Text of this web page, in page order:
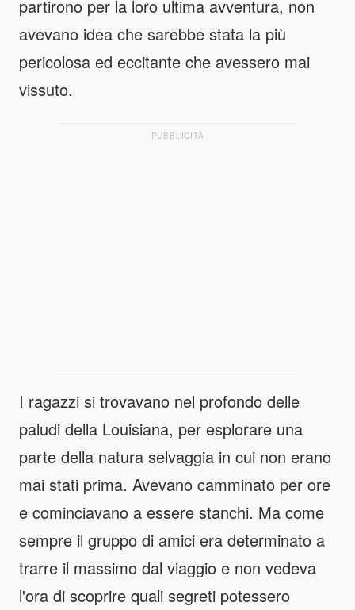
partirono per la loro ultima avventura, non
avevano idea che sarebbe stata la più
pericolosa ed eccitante che avessero mai
vissuto.
PUBBLICITÀ
I ragazzi si trovavano nel profondo delle
paludi della Louisiana, per esplorare una
parte della natura selvaggia in cui non erano
mai stati prima. Avevano camminato per ore
e cominciavano a essere stanchi. Ma come
sempre il gruppo di amici era determinato a
trarre il massimo dal viaggio e non vedeva
l'ora di scoprire quali segreti potessero